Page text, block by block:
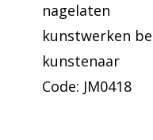
nagelaten
kunstwerken
kunstenaar
Code: JM0418